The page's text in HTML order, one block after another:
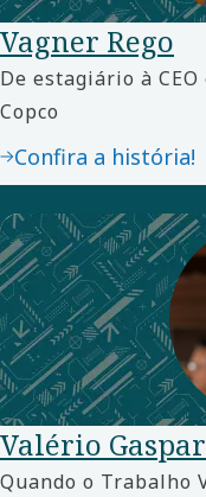
De estagiário à
Copco
Vagner Rego
Confira a história!
Quando o Trabalho
Valério Gaspar